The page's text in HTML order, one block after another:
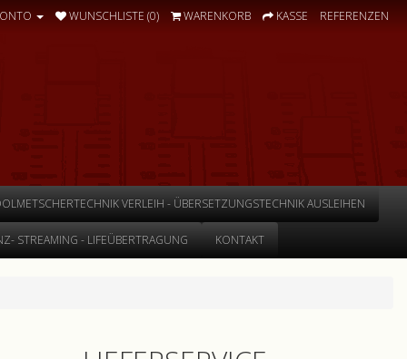
WUNSCHLISTE (0) WARENKORB KASSE REFERENZEN
VERLEIH - ÜBERSETZUNGSTECHNIK AUSLEIHEN
STREAMING - LIFEÜBERTRAGUNG KONTAKT